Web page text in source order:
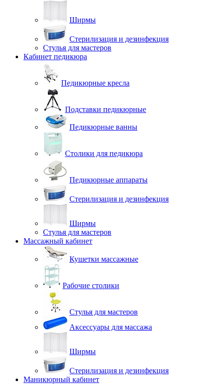
Ширмы
Стерилизация и дезинфекция
Стулья для мастеров
Кабинет педикюра
Педикюрные кресла
Подставки педикюрные
Педикюрные ванны
Столики для педикюра
Педикюрные аппараты
Стерилизация и дезинфекция
Ширмы
Стулья для мастеров
Массажный кабинет
Кушетки массажные
Рабочие столики
Стулья для мастеров
Аксессуары для массажа
Ширмы
Стерилизация и дезинфекция
Маникюрный кабинет